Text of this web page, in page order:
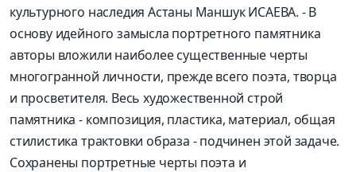
культурного наследия Астаны Маншук ИСАЕВА. - В
основу идейного замысла портретного памятника
авторы вложили наиболее существенные черты
многогранной личности, прежде всего поэта, творца
и просветителя. Весь художественной строй
памятника - композиция, пластика, материал, общая
стилистика трактовки образа - подчинен этой задаче.
Сохранены портретные черты поэта и